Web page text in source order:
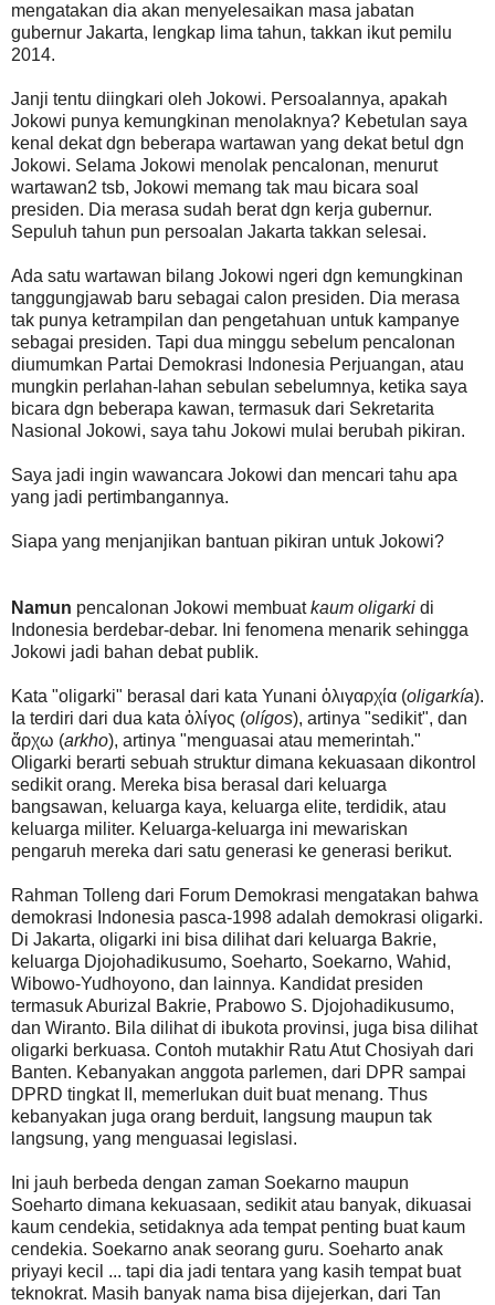
mengatakan dia akan menyelesaikan masa jabatan
gubernur Jakarta, lengkap lima tahun, takkan ikut pemilu
2014.
Janji tentu diingkari oleh Jokowi. Persoalannya, apakah
Jokowi punya kemungkinan menolaknya? Kebetulan saya
kenal dekat dgn beberapa wartawan yang dekat betul dgn
Jokowi. Selama Jokowi menolak pencalonan, menurut
wartawan2 tsb, Jokowi memang tak mau bicara soal
presiden. Dia merasa sudah berat dgn kerja gubernur.
Sepuluh tahun pun persoalan Jakarta takkan selesai.
Ada satu wartawan bilang Jokowi ngeri dgn kemungkinan
tanggungjawab baru sebagai calon presiden. Dia merasa
tak punya ketrampilan dan pengetahuan untuk kampanye
sebagai presiden. Tapi dua minggu sebelum pencalonan
diumumkan Partai Demokrasi Indonesia Perjuangan, atau
mungkin perlahan-lahan sebulan sebelumnya, ketika saya
bicara dgn beberapa kawan, termasuk dari Sekretarita
Nasional Jokowi, saya tahu Jokowi mulai berubah pikiran.
Saya jadi ingin wawancara Jokowi dan mencari tahu apa
yang jadi pertimbangannya.
Siapa yang menjanjikan bantuan pikiran untuk Jokowi?
Namun pencalonan Jokowi membuatkaum oligarki di
Indonesia berdebar-debar. Ini fenomena menarik sehingga
Jokowi jadi bahan debat publik.
Kata "oligarki" berasal dari kata Yunani ὀλιγαρχία (oligarkía).
Ia terdiri dari dua kata ὀλίγος (olígos), artinya "sedikit", dan
ἄρχω (arkho), artinya "menguasai atau memerintah."
Oligarki berarti sebuah struktur dimana kekuasaan dikontrol
sedikit orang. Mereka bisa berasal dari keluarga
bangsawan, keluarga kaya, keluarga elite, terdidik, atau
keluarga militer. Keluarga-keluarga ini mewariskan
pengaruh mereka dari satu generasi ke generasi berikut.
Rahman Tolleng dari Forum Demokrasi mengatakan bahwa
demokrasi Indonesia pasca-1998 adalah demokrasi oligarki.
Di Jakarta, oligarki ini bisa dilihat dari keluarga Bakrie,
keluarga Djojohadikusumo, Soeharto, Soekarno, Wahid,
Wibowo-Yudhoyono, dan lainnya. Kandidat presiden
termasuk Aburizal Bakrie, Prabowo S. Djojohadikusumo,
dan Wiranto. Bila dilihat di ibukota provinsi, juga bisa dilihat
oligarki berkuasa. Contoh mutakhir Ratu Atut Chosiyah dari
Banten. Kebanyakan anggota parlemen, dari DPR sampai
DPRD tingkat II, memerlukan duit buat menang. Thus
kebanyakan juga orang berduit, langsung maupun tak
langsung, yang menguasai legislasi.
Ini jauh berbeda dengan zaman Soekarno maupun
Soeharto dimana kekuasaan, sedikit atau banyak, dikuasai
kaum cendekia, setidaknya ada tempat penting buat kaum
cendekia. Soekarno anak seorang guru. Soeharto anak
priyayi kecil ... tapi dia jadi tentara yang kasih tempat buat
teknokrat. Masih banyak nama bisa dijejerkan, dari Tan